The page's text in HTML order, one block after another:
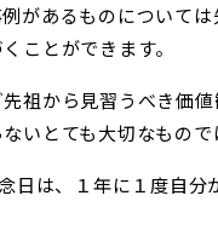
があるものについて
ことができます。
祖から見習うべき価
いとても大切なもので
日は、１年に１度自